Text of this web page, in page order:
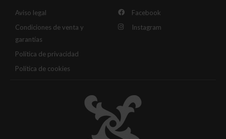
Aviso legal
Condiciones de venta y
garantías
Política de privacidad
Política de cookies
Facebook
Instagram